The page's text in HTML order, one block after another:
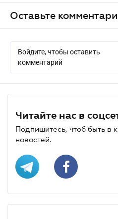
Оставьте
Войдите, чтобы оставить
комментарий
Читайте нас в
Подпишитесь, чтоб быть в
новостей.